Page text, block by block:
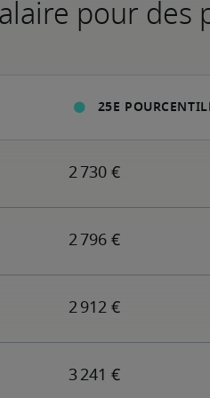
pour des